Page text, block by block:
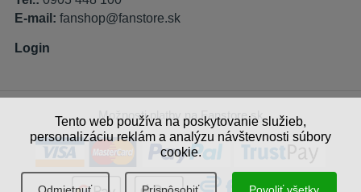
Tento web používa na poskytovanie služieb,
personalizáciu reklám a analýzu návštevnosti súbory
cookie.
Odmietnuť Prispôsobiť Povoliť všetky
E-mail: fanshop@fanstore.sk
Login
Možnosti platby na Fanstore.sk